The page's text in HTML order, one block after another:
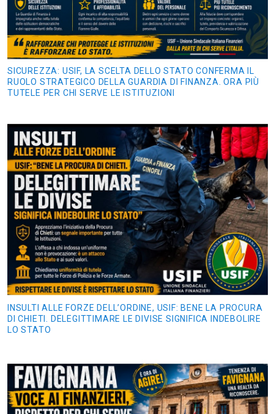
SICUREZZA: USIF, LA SCELTA DELLO STATO CONFERMA IL
RUOLO STRATEGICO DELLA GUARDIA DI FINANZA. ORA PIÙ
TUTELE PER CHI SERVE LE ISTITUZIONI
INSULTI ALLE FORZE DELL’ORDINE, USIF: BENE LA PROCURA
DI CHIETI. DELEGITTIMARE LE DIVISE SIGNIFICA INDEBOLIRE
LO STATO